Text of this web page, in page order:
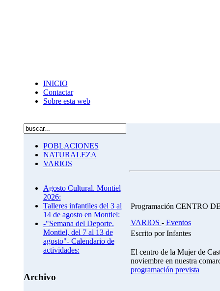
INICIO
Contactar
Sobre esta web
POBLACIONES
NATURALEZA
VARIOS
Agosto Cultural. Montiel
2026:
Talleres infantiles del 3 al
14 de agosto en Montiel:
-"Semana del Deporte.
Montiel, del 7 al 13 de
agosto"- Calendario de
actividades:
Archivo
Programación CENTRO
VARIOS - Eventos
Escrito por Infantes
El centro de la Mujer de
noviembre en nuestra
programación prevista